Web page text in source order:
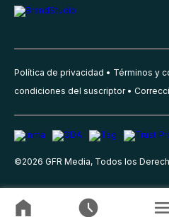
Política de privacidad Términos y
condiciones del suscriptor
©2026 GFR Media, Todos los